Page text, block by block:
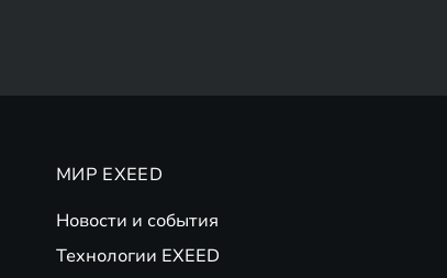
МИР EXEED
Новости и события
Технологии EXEED